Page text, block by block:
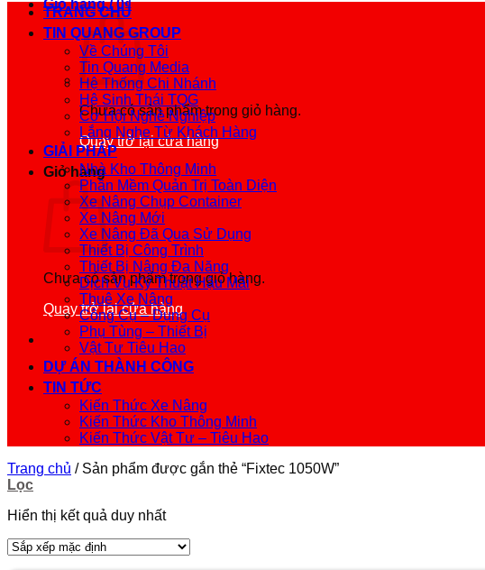
Giỏ hàng /0₫
Chưa có sản phẩm trong giỏ hàng.
Quay trở lại cửa hàng
Giỏ hàng
Chưa có sản phẩm trong giỏ hàng.
Quay trở lại cửa hàng
TRANG CHỦ
TIN QUANG GROUP
Về Chúng Tôi
Tin Quang Media
Hệ Thống Chi Nhánh
Hệ Sinh Thái TQG
Cơ Hội Nghề Nghiệp
Lắng Nghe Từ Khách Hàng
GIẢI PHÁP
Nhà Kho Thông Minh
Phần Mềm Quản Trị Toàn Diện
Xe Nâng Chụp Container
Xe Nâng Mới
Xe Nâng Đã Qua Sử Dụng
Thiết Bị Công Trình
Thiết Bị Nâng Đa Năng
Dịch Vụ Kỹ Thuật Hậu Mãi
Thuê Xe Nâng
Công Cụ – Dụng Cụ
Phụ Tùng – Thiết Bị
Vật Tư Tiêu Hao
DỰ ÁN THÀNH CÔNG
TIN TỨC
Kiến Thức Xe Nâng
Kiến Thức Kho Thông Minh
Kiến Thức Vật Tư – Tiêu Hao
Trang chủ /Sản phẩm được gắn thẻ “Fixtec 1050W”
Lọc
Hiển thị kết quả duy nhất